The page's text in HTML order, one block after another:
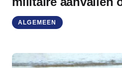
ALGEMEEN